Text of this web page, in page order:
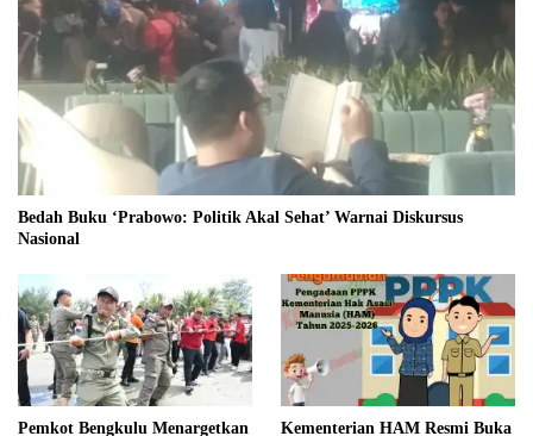
Bedah Buku ‘Prabowo: Politik Akal Sehat’ Warnai Diskursus
Nasional
Pemkot Bengkulu Menargetkan Kementerian HAM Resmi Buka